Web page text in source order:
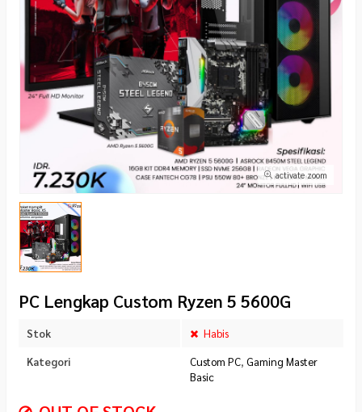
activate zoom
PC Lengkap Custom Ryzen 5 5600G
Stok Habis
Kategori Custom PC, Gaming Master
Basic